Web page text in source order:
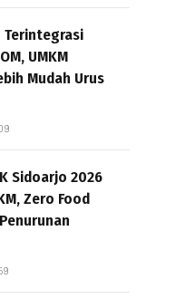
Terintegrasi
UMKM
Mudah Urus
Sidoarjo 2026
Zero Food